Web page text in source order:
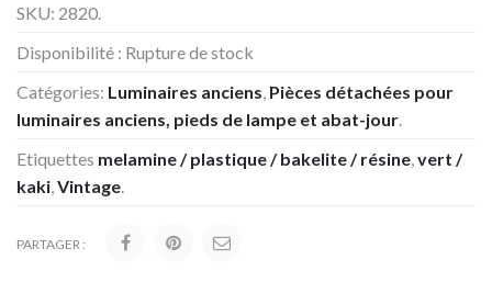
SKU: 2820
Disponibilité : Rupture de stock
Catégories: Luminaires anciens Pièces détachées pour
luminaires anciens, pieds de lampe et abat-jour
Etiquettes melamine / plastique / bakelite / résine vert /
kaki Vintage
PARTAGER :